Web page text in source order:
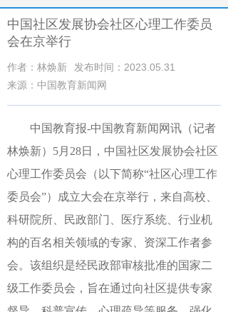
中国社区发展协会社区心理工作委员
会在京举行
作者：林焕新
发布时间：2023.05.31
来源：中国教育新闻网
中国教育报-中国教育新闻网讯（记者
林焕新）5月28日，中国社区发展协会社区
心理工作委员会（以下简称“社区心理工作
委员会”）成立大会在京举行，来自高校、
科研院所、民政部门、医疗系统、行业机
构的百名相关领域的专家、资深工作者参
会。该组织是经民政部审核批准的国家二
级工作委员会，旨在通过向社区提供专家